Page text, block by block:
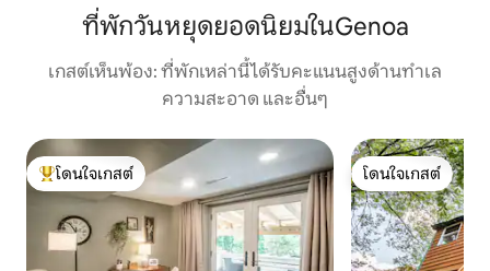
ที่พักวันหยุดยอดนิยมในGenoa
เกสต์เห็นพ้อง: ที่พักเหล่านี้ได้รับคะแนนสูงด้านทำเล
ความสะอาด และอื่นๆ
โดนใจเกสต์ที่สุด
โดนใจเกสต์
โดนใจเกสต์
โดนใจเกสต์